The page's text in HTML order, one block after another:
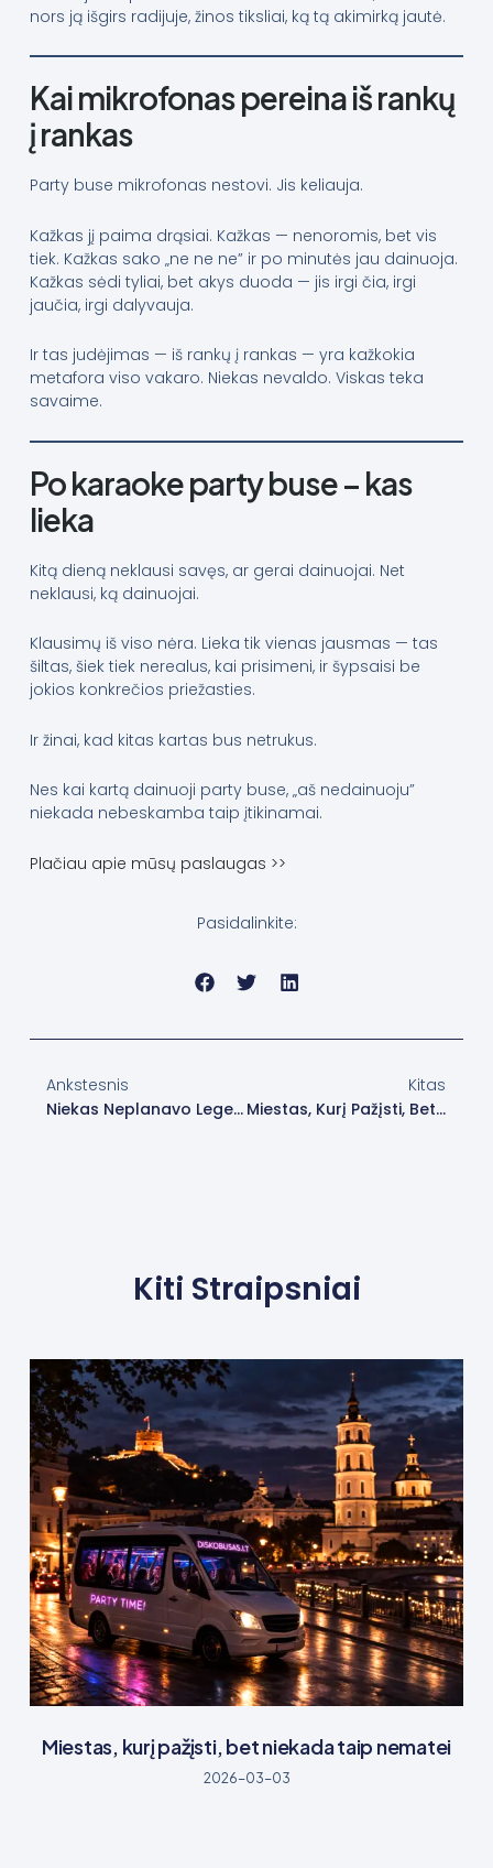
nors ją išgirs radijuje, žinos tiksliai, ką tą akimirką jautė.
Kai mikrofonas pereina iš rankų
į rankas
Party buse mikrofonas nestovi. Jis keliauja.
Kažkas jį paima drąsiai. Kažkas — nenoromis, bet vis
tiek. Kažkas sako „ne ne ne” ir po minutės jau dainuoja.
Kažkas sėdi tyliai, bet akys duoda — jis irgi čia, irgi
jaučia, irgi dalyvauja.
Ir tas judėjimas — iš rankų į rankas — yra kažkokia
metafora viso vakaro. Niekas nevaldo. Viskas teka
savaime.
Po karaoke party buse – kas
lieka
Kitą dieną neklausi savęs, ar gerai dainuojai. Net
neklausi, ką dainuojai.
Klausimų iš viso nėra. Lieka tik vienas jausmas — tas
šiltas, šiek tiek nerealus, kai prisimeni, ir šypsaisi be
jokios konkrečios priežasties.
Ir žinai, kad kitas kartas bus netrukus.
Nes kai kartą dainuoji party buse, „aš nedainuoju”
niekada nebeskamba taip įtikinamai.
Plačiau apie mūsų paslaugas >>
Pasidalinkite:
Ankstesnis
Niekas Neplanavo Legendos. Ji Tiesiog Nutiko Autobuse
Kitas
Miestas, Kurį Pažįsti, Bet Niekada Taip Nematei
Kiti Straipsniai
Miestas, kurį pažįsti, bet niekada taip nematei
2026-03-03